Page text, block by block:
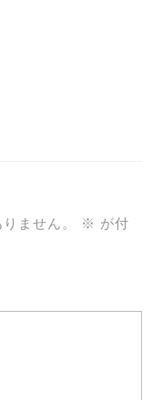
ません。 ※ が付